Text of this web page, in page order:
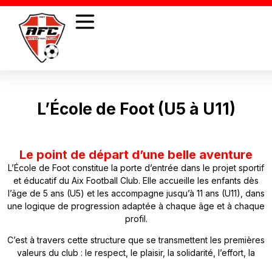
L’École de Foot (U5 à U11)
Le point de départ d’une belle aventure
L’École de Foot constitue la porte d’entrée dans le projet sportif
et éducatif du Aix Football Club. Elle accueille les enfants dès
l’âge de 5 ans (U5) et les accompagne jusqu’à 11 ans (U11), dans
une logique de progression adaptée à chaque âge et à chaque
profil.
C’est à travers cette structure que se transmettent les premières
valeurs du club : le respect, le plaisir, la solidarité, l’effort, la